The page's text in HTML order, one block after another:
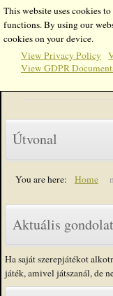
Enter Part of Title
A 8. adat - Pár
Útvonal
You are here: Home
Aktuális
Ha saját szerepjátékot
játék, amivel játszanál, de
This website uses cookies
functions. By using our
cookies on your device.
View Privacy Policy
View GDPR